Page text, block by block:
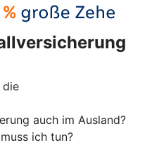
die
auch im Ausland?
ich tun?